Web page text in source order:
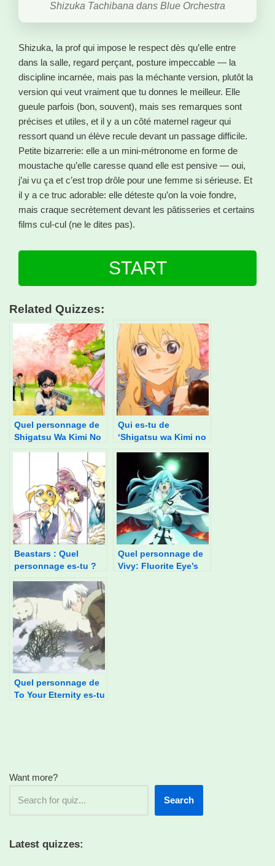
Shizuka Tachibana dans Blue Orchestra
Shizuka, la prof qui impose le respect dès qu’elle entre
dans la salle, regard perçant, posture impeccable — la
discipline incarnée, mais pas la méchante version, plutôt la
version qui veut vraiment que tu donnes le meilleur. Elle
gueule parfois (bon, souvent), mais ses remarques sont
précises et utiles, et il y a un côté maternel rageur qui
ressort quand un élève recule devant un passage difficile.
Petite bizarrerie: elle a un mini-métronome en forme de
moustache qu’elle caresse quand elle est pensive — oui,
j’ai vu ça et c’est trop drôle pour une femme si sérieuse. Et
il y a ce truc adorable: elle déteste qu’on la voie fondre,
mais craque secrètement devant les pâtisseries et certains
films cul-cul (ne le dites pas).
START
Related Quizzes:
Quel personnage de
Shigatsu Wa Kimi No
Qui es-tu de
‘Shigatsu wa Kimi no
tes préférences
alimentaires ?
Beastars : Quel
personnage es-tu ?
Quel personnage de
Vivy: Fluorite Eye’s
Quel personnage de
To Your Eternity es-tu
Want more?
Search
Latest quizzes: